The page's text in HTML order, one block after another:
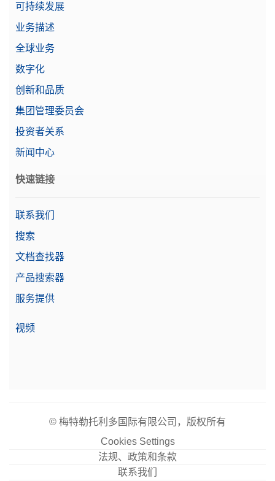
可持续发展
业务描述
全球业务
数字化
创新和品质
集团管理委员会
投资者关系
新闻中心
快速链接
联系我们
搜索
文档查找器
产品搜索器
服务提供
视频
© 梅特勒托利多国际有限公司，版权所有
Cookies Settings
法规、政策和条款
联系我们